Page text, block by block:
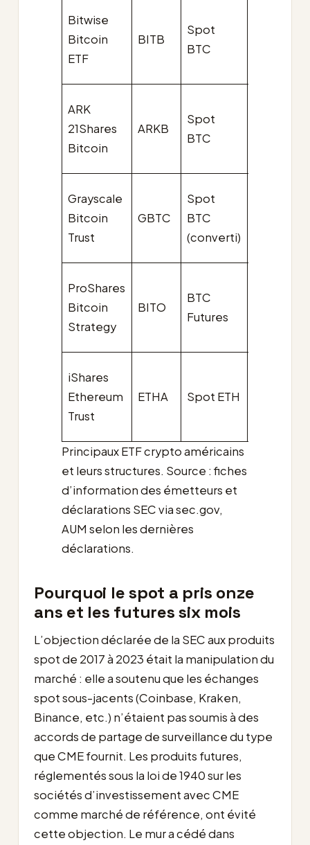
Bitwise
Bitcoin
ETF
BITB
Spot
BTC
ARK
21Shares
Bitcoin
ARKB
Spot
BTC
Grayscale
Bitcoin
Trust
GBTC
Spot
BTC
(converti)
ProShares
Bitcoin
Strategy
BITO
BTC
Futures
iShares
Ethereum
Trust
ETHA Spot ETH
Principaux ETF crypto américains
et leurs structures. Source : fiches
d’information des émetteurs et
déclarations SEC via sec.gov,
AUM selon les dernières
déclarations.
Pourquoi le spot a pris onze
ans et les futures six mois
L’objection déclarée de la SEC aux produits
spot de 2017 à 2023 était la manipulation du
marché : elle a soutenu que les échanges
spot sous-jacents (Coinbase, Kraken,
Binance, etc.) n’étaient pas soumis à des
accords de partage de surveillance du type
que CME fournit. Les produits futures,
réglementés sous la loi de 1940 sur les
sociétés d’investissement avec CME
comme marché de référence, ont évité
cette objection. Le mur a cédé dans